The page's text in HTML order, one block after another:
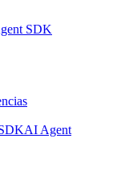
SDK
AI Agent